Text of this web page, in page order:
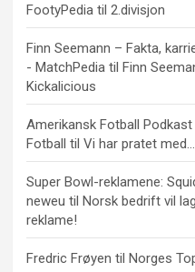
FootyPedia til2.divisjon
Finn Seemann – Fakta,
- MatchPedia tilFinn
Kickalicious
Amerikansk Fotball
Fotball tilVi har pratet
Super Bowl-reklamene:
neweu tilNorsk bedrift vil
reklame!
Fredric Frøyen tilNorges